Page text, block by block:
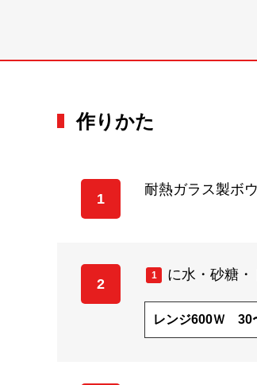
作りかた
1
耐熱ガラス製ボ
2
1 に水・砂糖
レンジ600Ｗ 30